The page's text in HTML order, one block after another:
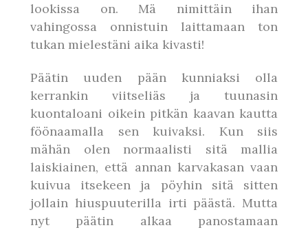
lookissa on. Mä nimittäin ihan
vahingossa onnistuin laittamaan ton
tukan mielestäni aika kivasti!
Päätin uuden pään kunniaksi olla
kerrankin viitseliäs ja tuunasin
kuontaloani oikein pitkän kaavan kautta
föönaamalla sen kuivaksi. Kun siis
mähän olen normaalisti sitä mallia
laiskiainen, että annan karvakasan vaan
kuivua itsekeen ja pöyhin sitä sitten
jollain hiuspuuterilla irti päästä. Mutta
nyt päätin alkaa panostamaan